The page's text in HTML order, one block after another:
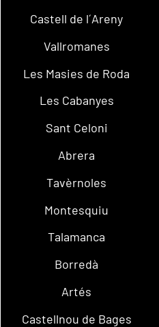
Castell de l´Areny
Vallromanes
Les Masies de Roda
Les Cabanyes
Sant Celoni
Abrera
Tavèrnoles
Montesquiu
Talamanca
Borredà
Artés
Castellnou de Bages